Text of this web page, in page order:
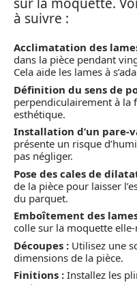
à suivre :
Acclimatation des
dans la pièce pendant
Cela aide les lames à
Définition du sens de
perpendiculairement à la
esthétique.
Installation d’un pare-
présente un risque
pas négliger.
Pose des cales de
de la pièce pour laisser
du parquet.
Emboîtement des
colle sur la moquette
Découpes : Utilisez une
dimensions de la pièce.
Finitions : Installez les